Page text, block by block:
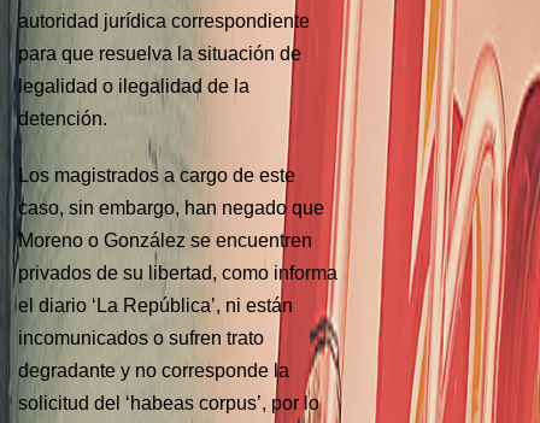
autoridad jurídica correspondiente
para que resuelva la situación de
legalidad o ilegalidad de la
detención.
Los magistrados a cargo de este
caso, sin embargo, han negado que
Moreno o González se encuentren
privados de su libertad, como informa
el diario ‘La República’, ni están
incomunicados o sufren trato
degradante y no corresponde la
solicitud del ‘habeas corpus’, por lo